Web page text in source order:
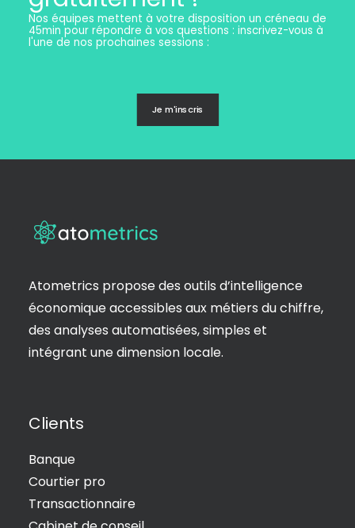
Nos équipes mettent à votre disposition un créneau de
45min pour répondre à vos questions : inscrivez-vous à
l'une de nos prochaines sessions :
Je m'inscris
Atometrics propose des outils d’intelligence
économique accessibles aux métiers du chiffre,
des analyses automatisées, simples et
intégrant une dimension locale.
Clients
Banque
Courtier pro
Transactionnaire